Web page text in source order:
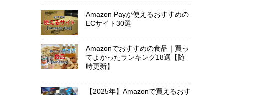
Amazon Payが使えるおすすめの
ECサイト30選
Amazonでおすすめの食品｜買っ
てよかったランキング18選【随
時更新】
【2025年】Amazonで買えるおす